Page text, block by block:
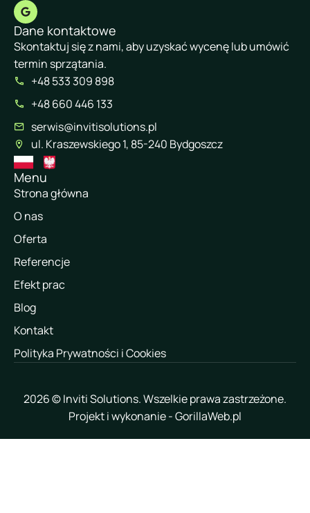
Dane kontaktowe
Skontaktuj się z nami, aby uzyskać wycenę lub umówić
termin sprzątania.
+48 533 309 898
+48 660 446 133
serwis@invitisolutions.pl
ul. Kraszewskiego 1, 85-240 Bydgoszcz
Menu
Strona główna
O nas
Oferta
Referencje
Efekt prac
Blog
Kontakt
Polityka Prywatności i Cookies
2026 © Inviti Solutions. Wszelkie prawa zastrzeżone.
Projekt i wykonanie - GorillaWeb.pl